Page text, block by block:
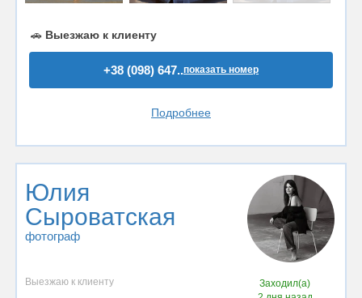
🚗 Выезжаю к клиенту
+38 (098) 647..показать номер
Подробнее
Юлия
Сыроватская
фотограф
Выезжаю к клиенту
Заходил(а)